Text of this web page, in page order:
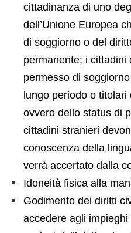
cittadinanza di uno
dell’Unione Europea
di soggiorno o del
permanente; i cittadini
permesso di
lungo periodo o
ovvero dello status di
cittadini stranieri
conoscenza della
verrà accertato dalla
Idoneità fisica alla
Godimento dei diritti
accedere agli